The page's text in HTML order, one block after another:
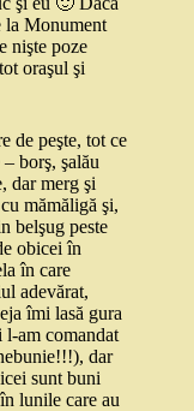
la Monument
nişte poze
oraşul şi
de peşte, tot ce
borş, şalău
dar merg şi
mămăligă şi,
belşug peste
obicei în
în care
adevărat,
îmi lasă gura
l-am comandat
dar
sunt buni
lunile care au